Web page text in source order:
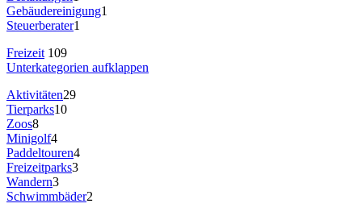
Gebäudereinigung1
Steuerberater1
Freizeit 109
Unterkategorien aufklappen
Aktivitäten29
Tierparks10
Zoos8
Minigolf4
Paddeltouren4
Freizeitparks3
Wandern3
Schwimmbäder2